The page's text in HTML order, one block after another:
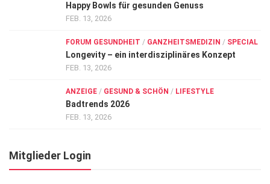
Happy Bowls für gesunden Genuss
FEB. 13, 2026
FORUM GESUNDHEIT / GANZHEITSMEDIZIN / SPECIAL
Longevity – ein interdisziplinäres Konzept
FEB. 13, 2026
ANZEIGE / GESUND & SCHÖN / LIFESTYLE
Badtrends 2026
FEB. 13, 2026
Mitglieder Login